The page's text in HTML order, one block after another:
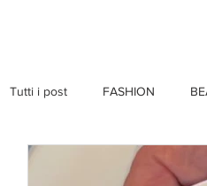
Tutti i post FASHION